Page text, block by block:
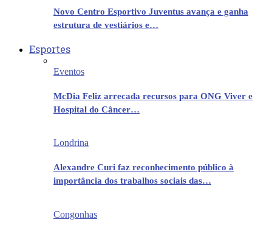
Novo Centro Esportivo Juventus avança e ganha
estrutura de vestiários e…
Esportes
Eventos
McDia Feliz arrecada recursos para ONG Viver e
Hospital do Câncer…
Londrina
Alexandre Curi faz reconhecimento público à
importância dos trabalhos sociais das…
Congonhas